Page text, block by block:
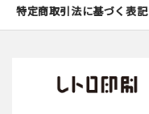
特定商取引法に基づく表記